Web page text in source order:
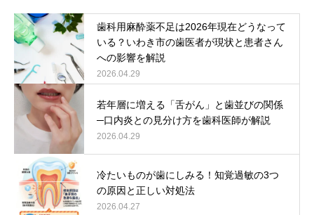
歯科用麻酔薬不足は2026年現在どうなって
いる？いわき市の歯医者が現状と患者さん
への影響を解説
2026.04.29
若年層に増える「舌がん」と歯並びの関係
─口内炎との見分け方を歯科医師が解説
2026.04.29
冷たいものが歯にしみる！知覚過敏の3つ
の原因と正しい対処法
2026.04.27